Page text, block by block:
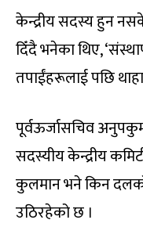
केन्द्रीय सदस्य हुन
दिँदै भनेका थिए, ‘
तपाईंहरूलाई पछि
पूर्वऊर्जासचिव
सदस्यीय केन्द्रीय
कुलमान भने किन दलको
उठिरहेको छ ।